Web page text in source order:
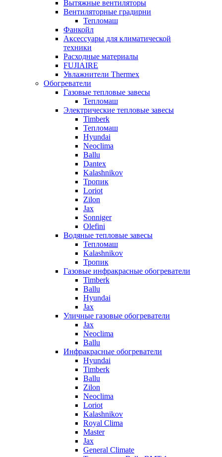
Вытяжные вентиляторы
Вентиляторные градирни
Тепломаш
Фанкойл
Аксессуары для климатической
техники
Расходные материалы
FUJIAIRE
Увлажнители Thermex
Обогреватели
Газовые тепловые завесы
Тепломаш
Электрические тепловые завесы
Timberk
Тепломаш
Hyundai
Neoclima
Ballu
Dantex
Kalashnikov
Тропик
Loriot
Zilon
Jax
Sonniger
Olefini
Водяные тепловые завесы
Тепломаш
Kalashnikov
Тропик
Газовые инфракрасные обогреватели
Timberk
Ballu
Hyundai
Jax
Уличные газовые обогреватели
Jax
Neoclima
Ballu
Инфракрасные обогреватели
Hyundai
Timberk
Ballu
Zilon
Neoclima
Loriot
Kalashnikov
Royal Clima
Master
Jax
General Climate